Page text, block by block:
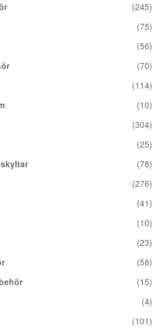
(245)
(75)
(56)
(70)
(114)
(10)
(304)
(25)
(78)
(276)
(41)
(10)
(23)
(58)
(15)
(4)
(101)